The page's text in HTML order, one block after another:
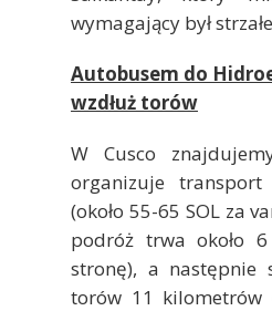
wymagający był
Autobusem do
wzdłuż torów
W Cusco
organizuje
(około 55-65 SOL za
podróż trwa około
stronę), a następnie
torów 11 kilometrów